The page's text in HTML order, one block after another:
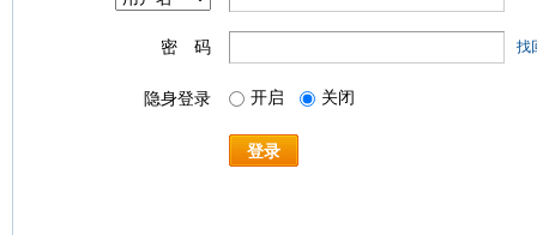
密 码 找
隐身登录 开启 关闭
登录